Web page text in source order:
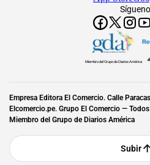
Miembro del Grupo de Diarios América
Empresa Editora El Comercio. Calle
Elcomercio.pe. Grupo El Comercio —
Miembro del Grupo de Diarios América
Subir